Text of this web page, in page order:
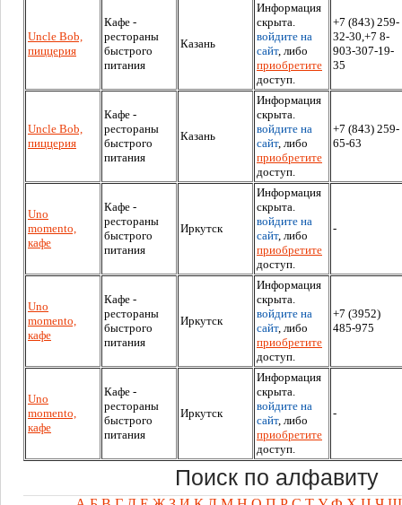
Uncle Bob,
пиццерия
Кафе -
рестораны
быстрого
питания
Казань
Информация
скрыта.
войдите на
сайт, либо
приобретите
доступ.
+7 (843) 259-
32-30,+7 8-
903-307-19-
35
Uncle Bob,
пиццерия
Кафе -
рестораны
быстрого
питания
Казань
Информация
скрыта.
войдите на
сайт, либо
приобретите
доступ.
+7 (843) 259-
65-63
Uno
momento,
кафе
Кафе -
рестораны
быстрого
питания
Иркутск
Информация
скрыта.
войдите на
сайт, либо
приобретите
доступ.
-
Uno
momento,
кафе
Кафе -
рестораны
быстрого
питания
Иркутск
Информация
скрыта.
войдите на
сайт, либо
приобретите
доступ.
+7 (3952)
485-975
Uno
momento,
кафе
Кафе -
рестораны
быстрого
питания
Иркутск
Информация
скрыта.
войдите на
сайт, либо
приобретите
доступ.
-
Поиск по алфавиту